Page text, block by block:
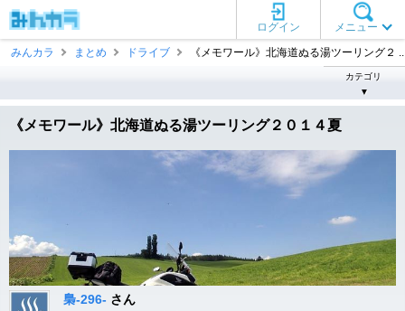
メニュー
ログイン
みんカラ
まとめ ドライブ 《メモワール》北海道ぬる湯ツーリング２
カテゴリ
▼
《メモワール》北海道ぬる湯ツーリング２０１４夏
梟-296- さん